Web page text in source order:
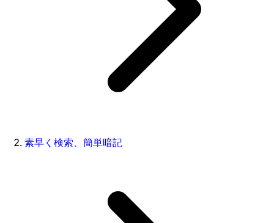
素早く検索、簡単暗記